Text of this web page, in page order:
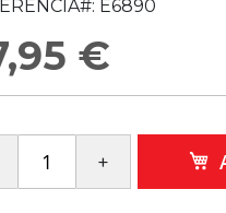
E6890
€